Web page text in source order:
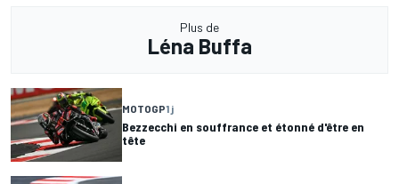
Plus de
Léna Buffa
MOTOGP1 j
Bezzecchi en souffrance et étonné d'être en
tête